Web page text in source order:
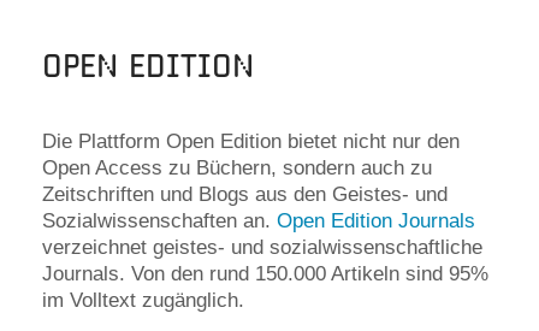
Open Edition
Die Plattform Open Edition bietet nicht nur den
Open Access zu Büchern, sondern auch zu
Zeitschriften und Blogs aus den Geistes- und
Sozialwissenschaften an. Open Edition Journals
verzeichnet geistes- und sozialwissenschaftliche
Journals. Von den rund 150.000 Artikeln sind 95%
im Volltext zugänglich.